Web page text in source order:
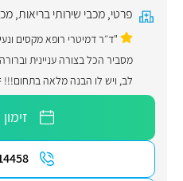
פרטי,מכבי שירותי בריאות,
"ד״ר דמיטרי רופא מקסים
מסביר הכל בצורה עניינית
לב, ויש לו הבנה מלאה בתחום!!! 🫶🏻🤍🙏🏻"